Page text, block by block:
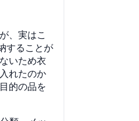
、実はこ
することが
いため衣
れたのか
的の品を